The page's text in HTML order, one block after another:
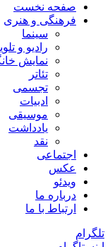
صفحه نخست
فرهنگی و هنری
سینما
رادیو و
نمایش
تئاتر
تجسمی
ادبیات
موسیقی
یادداشت
نقد
اجتماعی
عکس
ویدئو
درباره ما
ارتباط با ما
تلگرام